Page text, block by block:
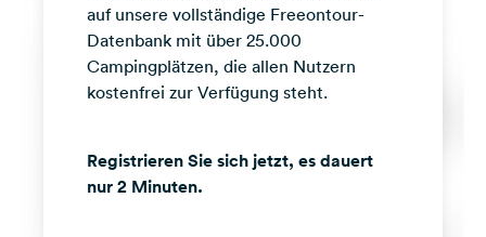
auf unsere vollständige Freeontour-
Datenbank mit über 25.000
Campingplätzen, die allen Nutzern
kostenfrei zur Verfügung steht.
Registrieren Sie sich jetzt, es dauert
nur 2 Minuten.